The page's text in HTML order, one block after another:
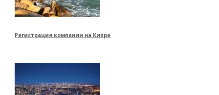
Регистрация компании на Кипре